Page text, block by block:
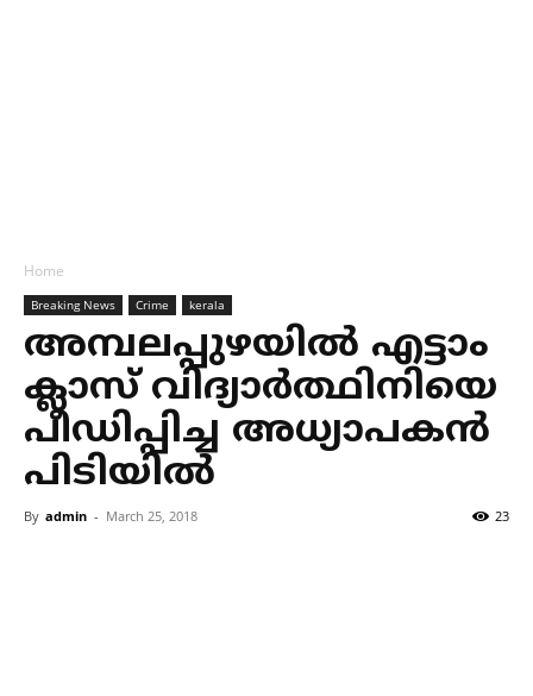
Home
Breaking News Crime kerala
അമ്പലപ്പുഴയില്‍ എട്ടാം
ക്ലാസ് വിദ്യാര്‍ത്ഥിനിയെ
പീഡിപ്പിച്ച അധ്യാപകന്‍
പിടിയില്‍
By admin - March 25, 2018 23